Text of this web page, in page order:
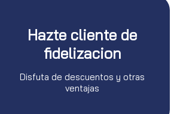
Hazte cliente de
fidelizacion
Disfuta de descuentos y otras
ventajas